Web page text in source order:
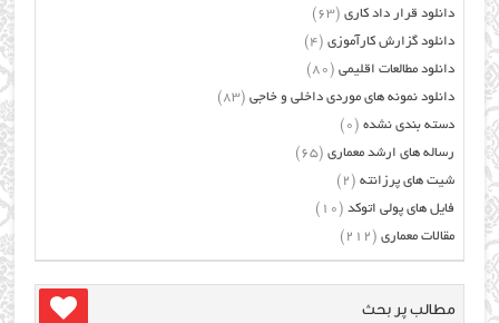
دانلود قرار داد کاری (63)
دانلود گزارش کارآموزی (4)
دانلود مطالعات اقلیمی (80)
دانلود نمونه های موردی داخلی و خاجی (83)
دسته بندی نشده (0)
رساله های ارشد معماری (65)
شیت های پرزانته (2)
فایل های پولی اتوکد (10)
مقالات معماری (212)
مطالب پر بحث